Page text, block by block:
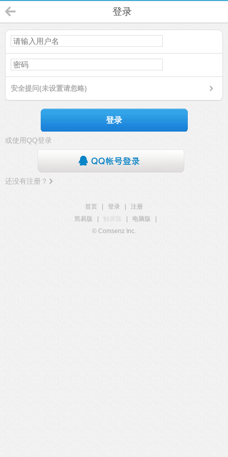
登录
安全提问(未设置请忽略)
登录
或使用QQ登录
还没有注册？
首页 登录
注册
简易版
触屏版 电脑版
© Comsenz Inc.